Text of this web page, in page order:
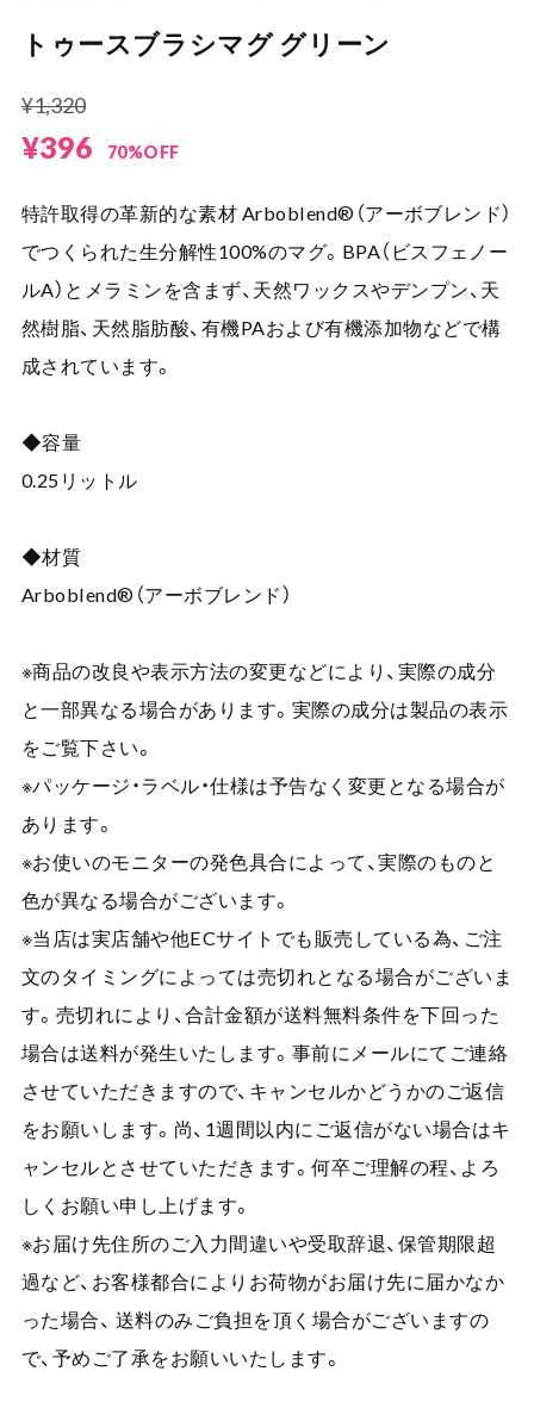
トゥースブラシマグ グリーン
¥1,320
¥396 70%OFF
特許取得の革新的な素材 Arboblend®（アーボブレンド）
でつくられた生分解性100%のマグ。BPA（ビスフェノー
ルA）とメラミンを含まず、天然ワックスやデンプン、天
然樹脂、天然脂肪酸、有機PAおよび有機添加物などで構
成されています。
◆容量
0.25リットル
◆材質
Arboblend®（アーボブレンド）
※商品の改良や表示方法の変更などにより、実際の成分
と一部異なる場合があります。実際の成分は製品の表示
をご覧下さい。
※パッケージ・ラベル・仕様は予告なく変更となる場合が
あります。
※お使いのモニターの発色具合によって、実際のものと
色が異なる場合がございます。
※当店は実店舗や他ECサイトでも販売している為、ご注
文のタイミングによっては売切れとなる場合がございま
す。売切れにより、合計金額が送料無料条件を下回った
場合は送料が発生いたします。事前にメールにてご連絡
させていただきますので、キャンセルかどうかのご返信
をお願いします。尚、1週間以内にご返信がない場合はキ
ャンセルとさせていただきます。何卒ご理解の程、よろ
しくお願い申し上げます。
※お届け先住所のご入力間違いや受取辞退、保管期限超
過など、お客様都合によりお荷物がお届け先に届かなか
った場合、 送料のみご負担を頂く場合がございますの
で、予めご了承をお願いいたします。